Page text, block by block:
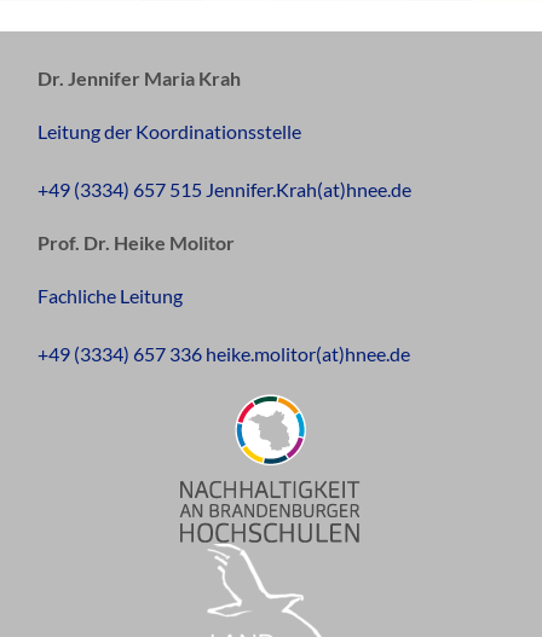
Dr. Jennifer Maria Krah
Leitung der Koordinationsstelle
+49 (3334) 657 515 Jennifer.Krah(at)hnee.de
Prof. Dr. Heike Molitor
Fachliche Leitung
+49 (3334) 657 336 heike.molitor(at)hnee.de